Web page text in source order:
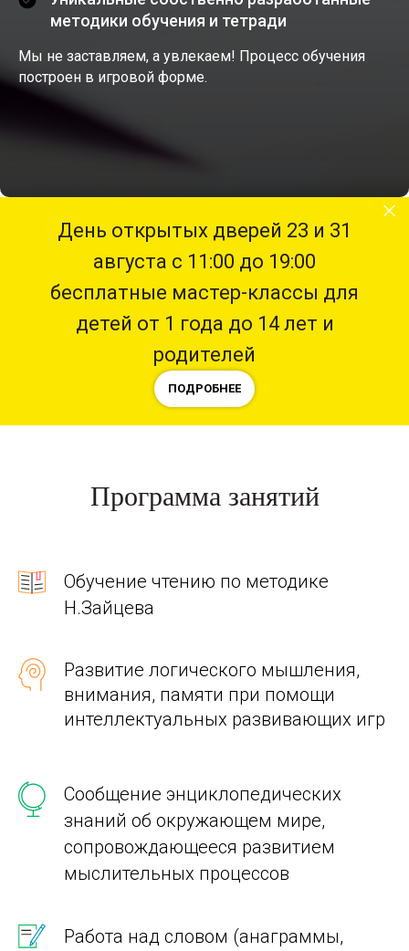
методики обучения и тетради
Мы не заставляем, а увлекаем! Процесс обучения
построен в игровой форме.
День открытых дверей 23 и 31
августа с 11:00 до 19:00
бесплатные мастер-классы для
детей от 1 года до 14 лет и
родителей
ПОДРОБНЕЕ
Программа занятий
Обучение чтению по методике
Н.Зайцева
Развитие логического мышления,
внимания, памяти при помощи
интеллектуальных развивающих игр
Сообщение энциклопедических
знаний об окружающем мире,
сопровождающееся развитием
мыслительных процессов
Работа над словом (анаграммы,